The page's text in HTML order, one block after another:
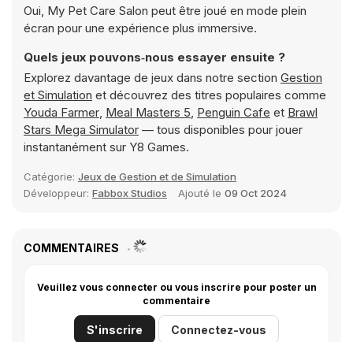
Oui, My Pet Care Salon peut être joué en mode plein
écran pour une expérience plus immersive.
Quels jeux pouvons‑nous essayer ensuite ?
Explorez davantage de jeux dans notre section Gestion
et Simulation et découvrez des titres populaires comme
Youda Farmer, Meal Masters 5, Penguin Cafe et Brawl
Stars Mega Simulator — tous disponibles pour jouer
instantanément sur Y8 Games.
Catégorie: Jeux de Gestion et de Simulation
Développeur: Fabbox Studios Ajouté le 09 Oct 2024
COMMENTAIRES
Veuillez vous connecter ou vous inscrire pour poster un
commentaire
S'inscrire Connectez-vous